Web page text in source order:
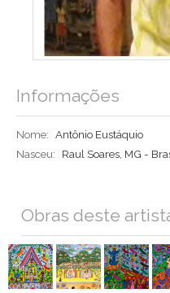
Informações
Nome: Antônio Eustáquio
Nasceu:
Raul Soares, MG -
Obras deste